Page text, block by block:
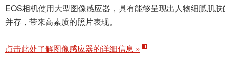
EOS相机使用大型图像感应器，具有能够呈现出人物细腻肌
并存，带来高素质的照片表现。
点击此处了解图像感应器的详细信息 »